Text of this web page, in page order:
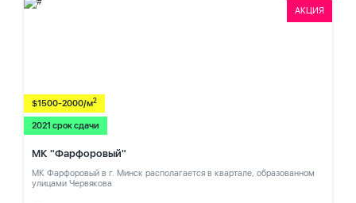
АКЦИЯ
$1500-2000/м2
2021 срок сдачи
МК "Фарфоровый"
МК Фарфоровый в г. Минск располагается в квартале, образованном
улицами Червякова